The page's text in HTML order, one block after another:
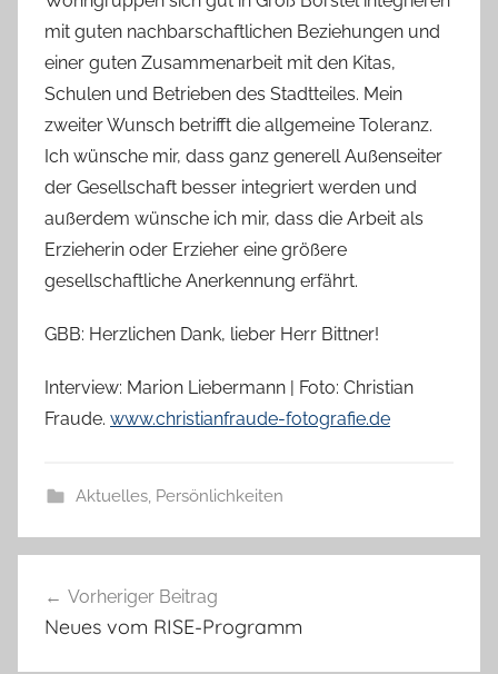
mit guten nachbarschaftlichen Beziehungen und
einer guten Zusammenarbeit mit den Kitas,
Schulen und Betrieben des Stadtteiles. Mein
zweiter Wunsch betrifft die allgemeine Toleranz.
Ich wünsche mir, dass ganz generell Außenseiter
der Gesellschaft besser integriert werden und
außerdem wünsche ich mir, dass die Arbeit als
Erzieherin oder Erzieher eine größere
gesellschaftliche Anerkennung erfährt.
GBB: Herzlichen Dank, lieber Herr Bittner!
Interview: Marion Liebermann | Foto: Christian
Fraude. www.christianfraude-fotografie.de
Aktuelles, Persönlichkeiten
Vorheriger Beitrag
Neues vom RISE-Programm